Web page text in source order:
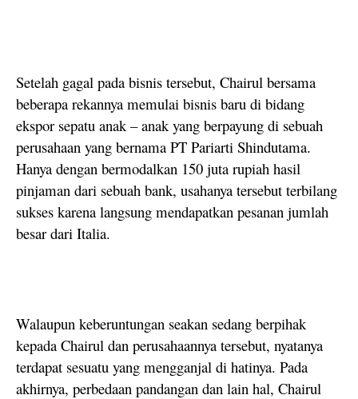
Setelah gagal pada bisnis tersebut, Chairul bersama
beberapa rekannya memulai bisnis baru di bidang
ekspor sepatu anak – anak yang berpayung di sebuah
perusahaan yang bernama PT Pariarti Shindutama.
Hanya dengan bermodalkan 150 juta rupiah hasil
pinjaman dari sebuah bank, usahanya tersebut terbilang
sukses karena langsung mendapatkan pesanan jumlah
besar dari Italia.
Walaupun keberuntungan seakan sedang berpihak
kepada Chairul dan perusahaannya tersebut, nyatanya
terdapat sesuatu yang mengganjal di hatinya. Pada
akhirnya, perbedaan pandangan dan lain hal, Chairul